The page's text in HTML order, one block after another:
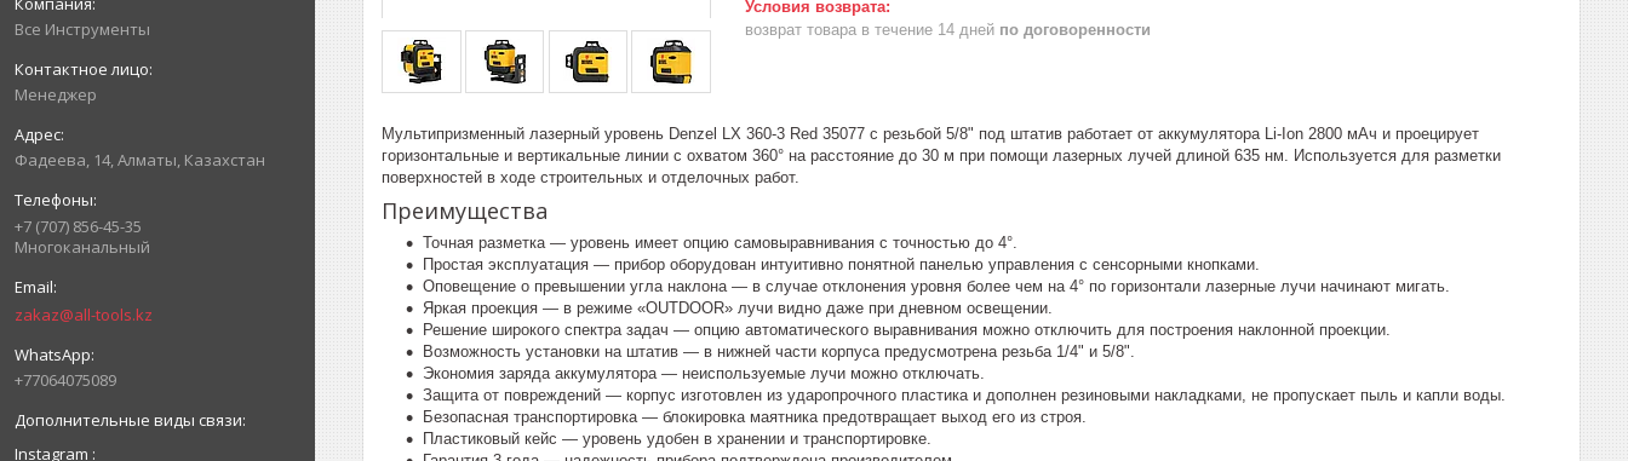
Все Инструменты
Менеджер
Фадеева, 14, Алматы, Казахстан
+7 (707) 856-45-35
Многоканальный
zakaz@all-tools.kz
+77064075089
Instagram
возврат товара в течение 14 дней по договоренности
Мультипризменный лазерный уровень Denzel LX 360-3 Red 35077 с резьбой 5/8" под штатив работает от аккумулятора Li-Ion 2800 мАч и проецирует
горизонтальные и вертикальные линии с охватом 360° на расстояние до 30 м при помощи лазерных лучей длиной 635 нм. Используется для разметки
поверхностей в ходе строительных и отделочных работ.
Преимущества
Точная разметка — уровень имеет опцию самовыравнивания с точностью до 4°.
Простая эксплуатация — прибор оборудован интуитивно понятной панелью управления с сенсорными кнопками.
Оповещение о превышении угла наклона — в случае отклонения уровня более чем на 4° по горизонтали лазерные лучи начинают мигать.
Яркая проекция — в режиме «OUTDOOR» лучи видно даже при дневном освещении.
Решение широкого спектра задач — опцию автоматического выравнивания можно отключить для построения наклонной проекции.
Возможность установки на штатив — в нижней части корпуса предусмотрена резьба 1/4" и 5/8".
Экономия заряда аккумулятора — неиспользуемые лучи можно отключать.
Защита от повреждений — корпус изготовлен из ударопрочного пластика и дополнен резиновыми накладками, не пропускает пыль и капли воды.
Безопасная транспортировка — блокировка маятника предотвращает выход его из строя.
Пластиковый кейс — уровень удобен в хранении и транспортировке.